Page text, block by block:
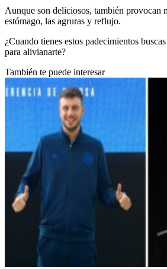
Aunque son deliciosos, también provocan
estómago, las agruras y reflujo.
¿Cuando tienes estos padecimientos
para alivianarte?
También te puede interesar